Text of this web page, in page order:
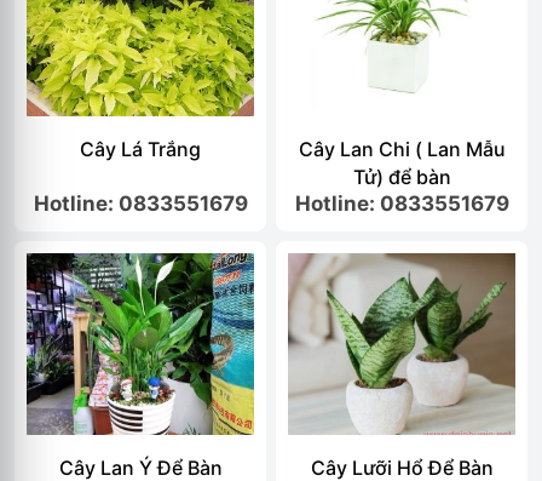
Cây Lá Trắng
Hotline: 0833551679
Cây Lan Chi ( Lan Mẫu
Tử) để bàn
Hotline: 0833551679
Cây Lan Ý Để Bàn Cây Lưỡi Hổ Để Bàn